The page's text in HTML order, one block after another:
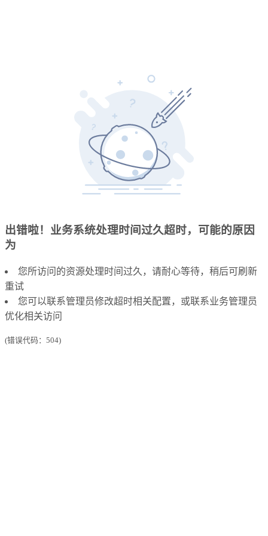
出错啦！业务系统处理时间过久超时，可能的原因
为
您所访问的资源处理时间过久，请耐心等待，稍后可刷新
重试
您可以联系管理员修改超时相关配置，或联系业务管理员
优化相关访问
(错误代码：504)